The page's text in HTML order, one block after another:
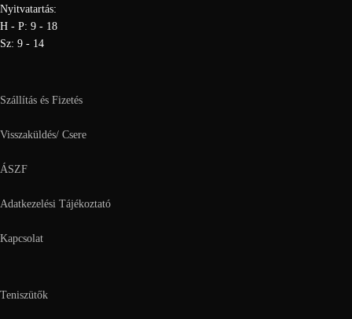
Nyitvatartás:
H - P: 9 - 18
Sz: 9 - 14
Szállítás és Fizetés
Visszaküldés/ Csere
ÁSZF
Adatkezelési Tájékoztató
Kapcsolat
Teniszütők